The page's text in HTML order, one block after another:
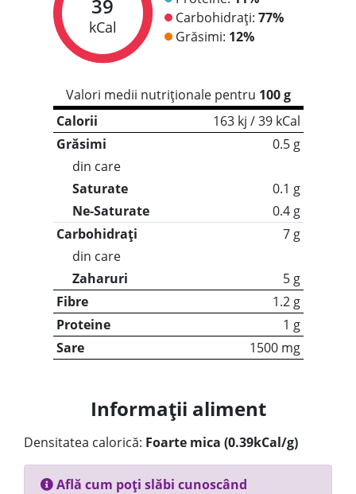
39
kCal
Carbohidrați: 77%
Grăsimi: 12%
Valori medii nutriționale pentru 100 g
Calorii
163 kj / 39 kCal
Grăsimi
0.5 g
din care
Saturate
0.1 g
Ne-Saturate
0.4 g
Carbohidrați
7 g
din care
Zaharuri
5 g
Fibre
1.2 g
Proteine
1 g
Sare
1500 mg
Informații aliment
Densitatea calorică: Foarte mica (0.39kCal/g)
Află cum poți slăbi cunoscând